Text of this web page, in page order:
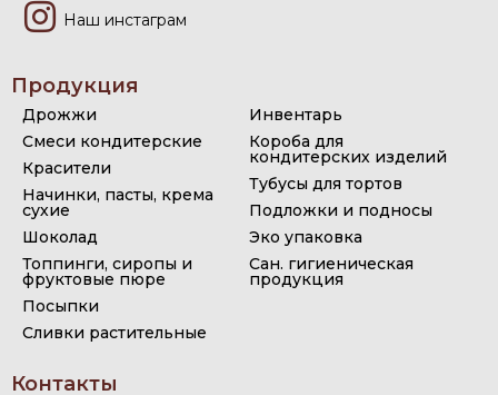
Наш инстаграм
Продукция
Дрожжи
Смеси кондитерские
Красители
Начинки, пасты, крема
сухие
Шоколад
Топпинги, сиропы и
фруктовые пюре
Посыпки
Сливки растительные
Инвентарь
Короба для
кондитерских изделий
Тубусы для тортов
Подложки и подносы
Эко упаковка
Сан. гигиеническая
продукция
Контакты